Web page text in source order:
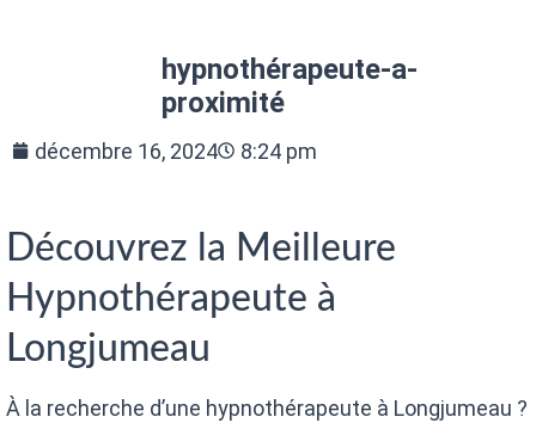
hypnothérapeute-a-
proximité
décembre 16, 2024 8:24 pm
Découvrez la Meilleure
Hypnothérapeute à
Longjumeau
À la recherche d’une hypnothérapeute à Longjumeau ?